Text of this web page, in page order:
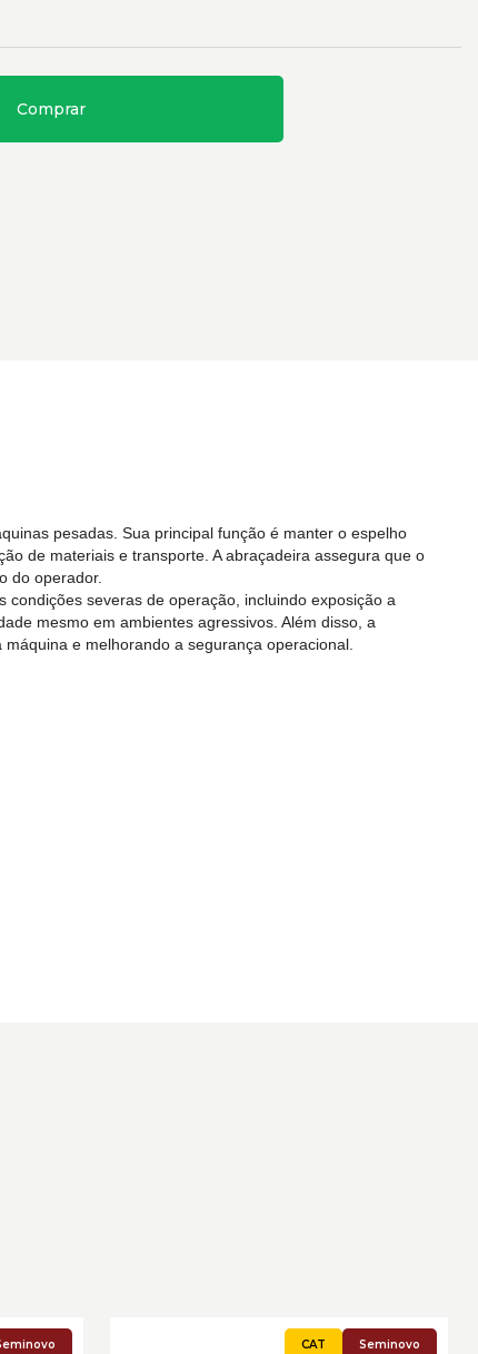
Comprar
pesadas. Sua principal função é manter o espelho
de materiais e transporte. A abraçadeira assegura que o
do operador.
severas de operação, incluindo exposição a
mesmo em ambientes agressivos. Além disso, a
e melhorando a segurança operacional.
Seminovo